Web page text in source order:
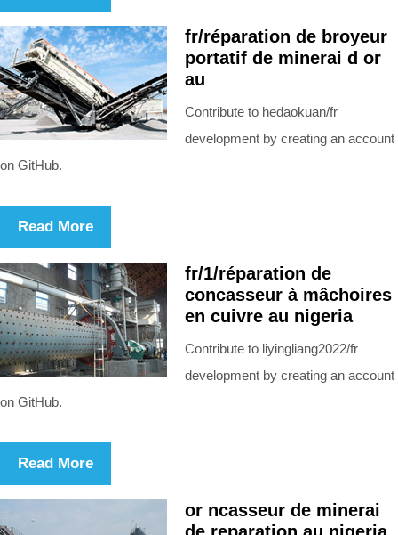
fr/réparation de broyeur
portatif de minerai d or
au
Contribute to hedaokuan/fr
development by creating an account
on GitHub.
Read More
fr/1/réparation de
concasseur à mâchoires
en cuivre au nigeria
Contribute to liyingliang2022/fr
development by creating an account
on GitHub.
Read More
or ncasseur de minerai